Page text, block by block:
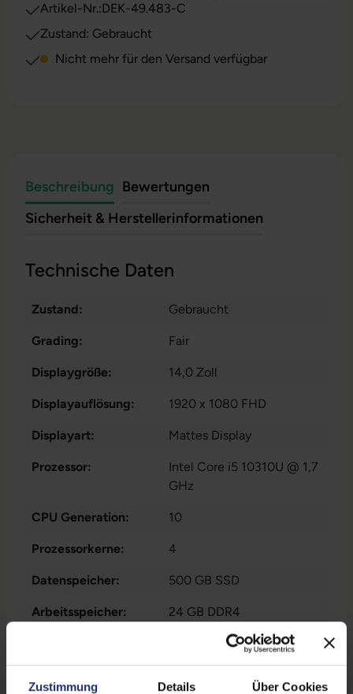
Zustimmung Details Über Cookies
Artikel-Nr.:DEK-49.483-C
Zustand: Gebraucht
Nicht mehr für den Versand verfügbar
Beschreibung Bewertungen
Sicherheit & Herstellerinformationen
Technische Daten
Zustand: Gebraucht
Grading: Fair
Displaygröße: 14,0 Zoll
Displayauflösung: 1920 x 1080 FHD
Displayart: Mattes Display
Prozessor:
Intel Core i5 10310U @ 1,7
GHz
CPU Generation: 10
Prozessorkerne: 4
Datenspeicher: 500 GB SSD
Arbeitsspeicher: 24 GB DDR4